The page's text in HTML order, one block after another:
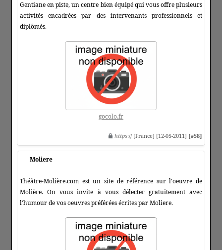
Gentiane en piste, un centre bien équipé qui vous offre plusieurs
activités encadrées par des intervenants professionnels et
diplômés.
gocolo.fr
https:// [France] [12-05-2011] [#58]
Moliere
Théâtre-Molière.com est un site de référence sur l'oeuvre de
Molière. On vous invite à vous délecter gratuitement avec
l'humour de vos oeuvres préférées écrites par Moliere.